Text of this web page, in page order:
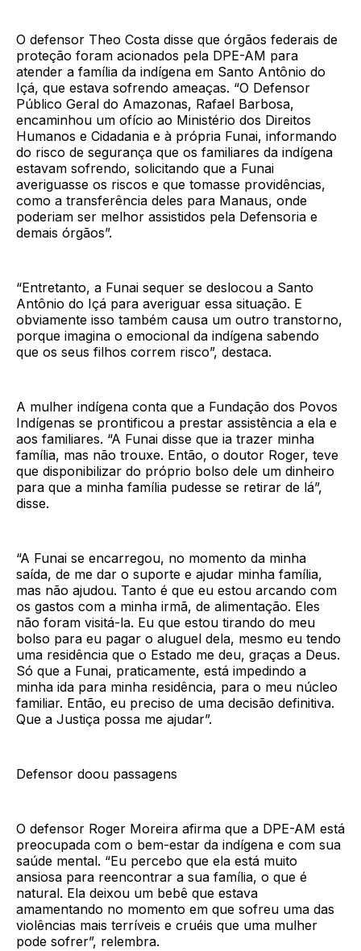
O defensor Theo Costa disse que órgãos federais de
proteção foram acionados pela DPE-AM para
atender a família da indígena em Santo Antônio do
Içá, que estava sofrendo ameaças. “O Defensor
Público Geral do Amazonas, Rafael Barbosa,
encaminhou um ofício ao Ministério dos Direitos
Humanos e Cidadania e à própria Funai, informando
do risco de segurança que os familiares da indígena
estavam sofrendo, solicitando que a Funai
averiguasse os riscos e que tomasse providências,
como a transferência deles para Manaus, onde
poderiam ser melhor assistidos pela Defensoria e
demais órgãos”.
“Entretanto, a Funai sequer se deslocou a Santo
Antônio do Içá para averiguar essa situação. E
obviamente isso também causa um outro transtorno,
porque imagina o emocional da indígena sabendo
que os seus filhos correm risco”, destaca.
A mulher indígena conta que a Fundação dos Povos
Indígenas se prontificou a prestar assistência a ela e
aos familiares. “A Funai disse que ia trazer minha
família, mas não trouxe. Então, o doutor Roger, teve
que disponibilizar do próprio bolso dele um dinheiro
para que a minha família pudesse se retirar de lá”,
disse.
“A Funai se encarregou, no momento da minha
saída, de me dar o suporte e ajudar minha família,
mas não ajudou. Tanto é que eu estou arcando com
os gastos com a minha irmã, de alimentação. Eles
não foram visitá-la. Eu que estou tirando do meu
bolso para eu pagar o aluguel dela, mesmo eu tendo
uma residência que o Estado me deu, graças a Deus.
Só que a Funai, praticamente, está impedindo a
minha ida para minha residência, para o meu núcleo
familiar. Então, eu preciso de uma decisão definitiva.
Que a Justiça possa me ajudar”.
Defensor doou passagens
O defensor Roger Moreira afirma que a DPE-AM está
preocupada com o bem-estar da indígena e com sua
saúde mental. “Eu percebo que ela está muito
ansiosa para reencontrar a sua família, o que é
natural. Ela deixou um bebê que estava
amamentando no momento em que sofreu uma das
violências mais terríveis e cruéis que uma mulher
pode sofrer”, relembra.